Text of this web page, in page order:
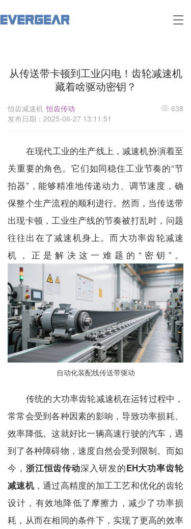
T
e
n
i
i
o
n
从传送带卡顿到工业闪电！齿轮减速机
藏着啥驱动密钥？
恒齿减速机 恒齿传动
发布日期：2025-06-27 13:11:51
638
在现代工业的生产线上， 减速机扮演着至
关重要的角色。它们如同稳住工业节奏的“节
拍器”，能够精准地传递动力、调节速度，确
保整个生产流程的顺利进行。然而，当传送带
出现卡顿，工业生产线的节奏被打乱时，问题
往往出在了减速机身上。而大功率齿轮减速
机 ，正是解决这一难题的“密钥”。
自动化装配线传送带驱动
传统的大功率齿轮减速机在运转过程中，
常常会受到各种因素的影响，导致功率损耗、
效率降低。这就好比一辆高速行驶的汽车，遇
到了各种障碍物，速度自然会受到限制。而如
今， 浙江恒齿传动深入研发的EH大功率齿轮
减速机，通过高精度的加工工艺和优化的齿轮
设计，有效地降低了摩擦力，减少了功率损
耗，从而在相同的条件下，实现了更高的效率